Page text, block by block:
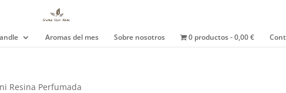
Aromas del mes Sobre nosotros 0 productos 0,00 €
Resina Perfumada